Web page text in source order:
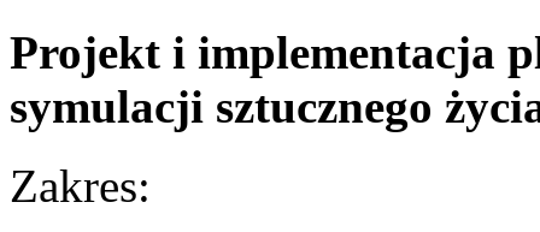
Projekt i implementacja
symulacji sztucznego
Zakres: